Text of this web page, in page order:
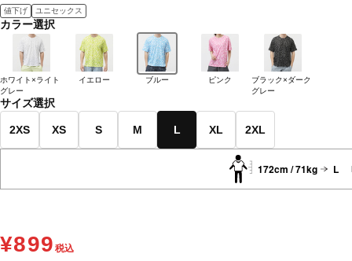
値下げ ユニセックス
カラー選択
ホワイト×ライト
グレー
イエロー ブルー ピンク
ブラック×ダーク
グレー
サイズ選択
2XS XS S M L XL 2XL
172cm / 71kg L
¥899 税込